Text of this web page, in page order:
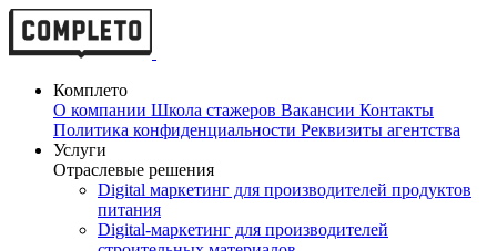
Комплето
О компании Школа стажеров Вакансии Контакты
Политика конфиденциальности Реквизиты агентства
Услуги
Отраслевые решения
Digital маркетинг для производителей продуктов
питания
Digital-маркетинг для производителей